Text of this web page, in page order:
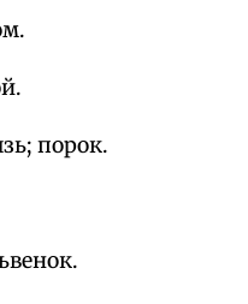
порок.